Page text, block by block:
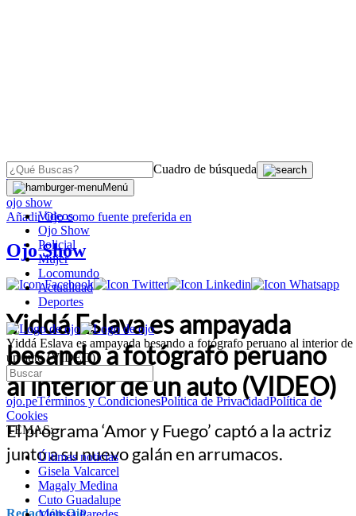
Cuadro de búsqueda
Menú
Videos
Ojo Show
Policial
Mujer
Locomundo
Actualidad
Deportes
Yiddá Eslava es ampayada besando a fotógrafo peruano al interior de
un auto (VIDEO)
ojo.peTérminos y CondicionesPolítica de PrivacidadPolítica de
Cookies
TEMAS:
Últimas noticias
Gisela Valcarcel
Magaly Medina
Cuto Guadalupe
OJO
ojo show
AñadirOjocomo fuente preferida en
Ojo Show
Yiddá Eslava es ampayada
besando a fotógrafo peruano
al interior de un auto (VIDEO)
El programa ‘Amor y Fuego’ captó a la actriz
junto a su nuevo galán en arrumacos.
Redacción Ojo